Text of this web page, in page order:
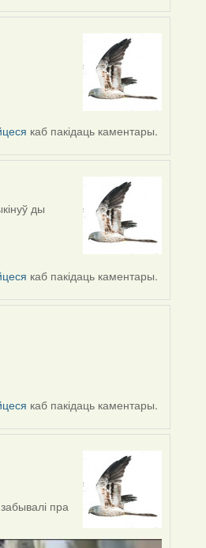
каб пакідаць каментары.
ды
каб пакідаць каментары.
каб пакідаць каментары.
пра